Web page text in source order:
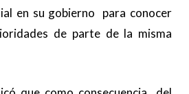
en su gobierno para conocer
de parte de la misma